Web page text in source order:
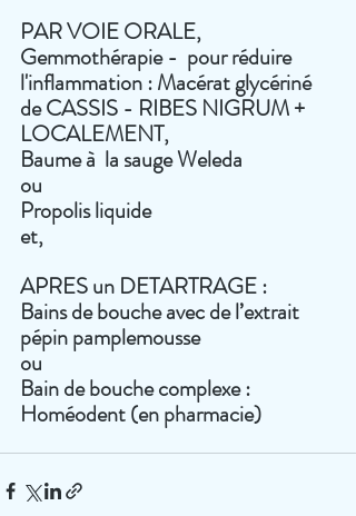
PAR VOIE ORALE,
Gemmothérapie -  pour réduire
l'inflammation : Macérat glycériné
de CASSIS - RIBES NIGRUM +
LOCALEMENT,
Baume à  la sauge Weleda
ou
Propolis liquide
et,
APRES un DETARTRAGE :
Bains de bouche avec de l’extrait
pépin pamplemousse
ou
Bain de bouche complexe :
Homéodent (en pharmacie)